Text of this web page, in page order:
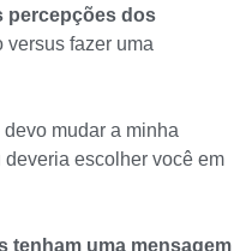
percepções dos
versus fazer uma
devo mudar a minha
deveria escolher você em
tenham uma mensagem